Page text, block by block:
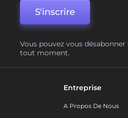
S'inscrire
Vous pouvez vous
tout moment.
Entreprise
A Propos De Nous